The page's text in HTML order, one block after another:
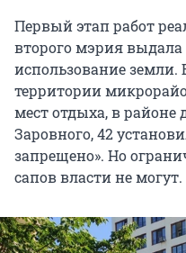
Первый этап работ
второго мэрия выдала
использование земли.
территории
мест отдыха, в
Заровного, 42
запрещено». Но
сапов власти не могут.